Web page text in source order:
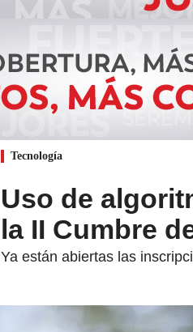
Tecnología
Uso de
la II Cumbre
Ya están abiertas las